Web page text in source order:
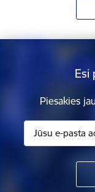
Esi
Piesakies